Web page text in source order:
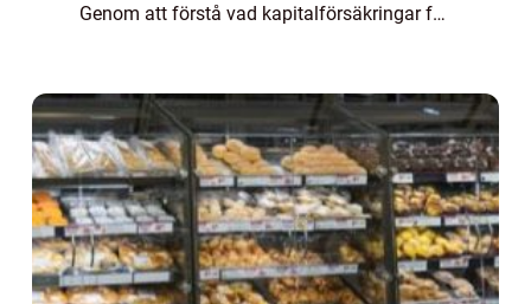
Genom att förstå vad kapitalförsäkringar för
det gäller ...